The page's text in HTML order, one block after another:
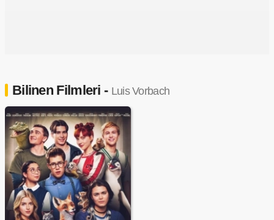
Bilinen Filmleri - Luis Vorbach